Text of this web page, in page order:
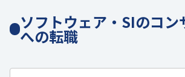
ソフトウェア・SIのコン
への転職